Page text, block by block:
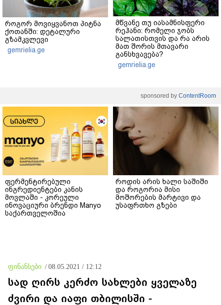
როგორ მოვიყვანოთ პიტნა
ქოთანში: დეტალური
გზამკვლევი
gemrielia.ge
მწვანე თუ იასამნისფერი
რეჰანი: რომელი ჯობს
სალათისთვის და რა არის
მათ შორის მთავარი
განსხვავება?
gemrielia.ge
sponsored by ContentRoom
ფერმენტირებული
ინგრედიენტები კანის
მოვლაში - კორეული
ინოვაციური ბრენდი Manyo
საქართველოშია
როდის არის ხალი საშიში
და როგორია მისი
მოშორების მარტივი და
უსაფრთხო გზები
ფინანსები / 08.05.2021 / 12:12
სად ღირს კერძო სახლები ყველაზე
ძვირი და იაფი თბილისში -